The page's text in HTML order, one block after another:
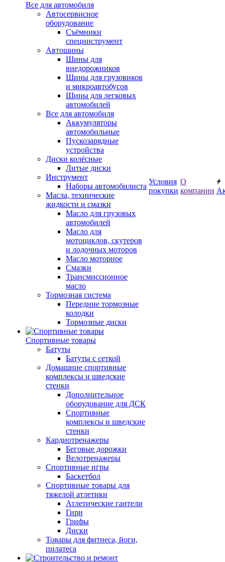
Все для автомобиля
Автосервисное
оборудование
Съёмники
специнструмент
Автошины
Шины для
внедорожников
Шины для грузовиков
и микроавтобусов
Шины для легковых
автомобилей
Все для автомобиля
Аккумуляторы
автомобильные
Пускозарядные
устройства
Диски колёсные
Литые диски
Инструмент
Наборы автомобилиста
Масла, технические
жидкости и смазки
Масло для грузовых
автомобилей
Масло для
мотоциклов, скутеров
и лодочных моторов
Масло моторное
Смазки
Трансмиссионное
масло
Тормозная система
Передние тормозные
колодки
Тормозные диски
Спортивные товары
Батуты
Батуты с сеткой
Домашние спортивные
комплексы и шведские
стенки
Дополнительное
оборудование для ДСК
Спортивные
комплексы и шведские
стенки
Кардиотренажеры
Беговые дорожки
Велотренажеры
Спортивные игры
Баскетбол
Спортивные товары для
тяжелой атлетики
Атлетические гантели
Гири
Грифы
Диски
Товары для фитнеса, йоги,
пилатеса
Условия
покупки
О
компании